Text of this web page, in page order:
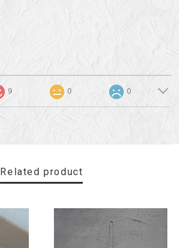
9 0 0
Related product